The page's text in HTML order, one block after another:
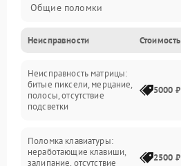
Общие поломки
Устройства
Программные ошибки
Электрические и системные сбои
Интерфейсные проблемы
Неисправности Стоимость
Неисправность матрицы:
битые пиксели, мерцание,
полосы, отсутствие
подсветки
5000 ₽
Поломка клавиатуры:
неработающие клавиши,
залипание, отсутствие
2500 ₽